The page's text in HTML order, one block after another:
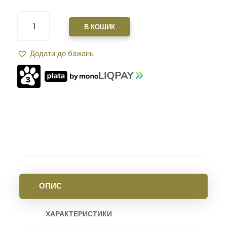
XGUN
(5,56)
РІЗЬБА
14*1
КІЛЬКІСТЬ
В КОШИК
Додати до бажань
ОПИС
ХАРАКТЕРИСТИКИ